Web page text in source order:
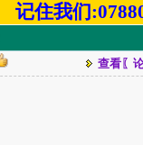
记住我们
查看〖